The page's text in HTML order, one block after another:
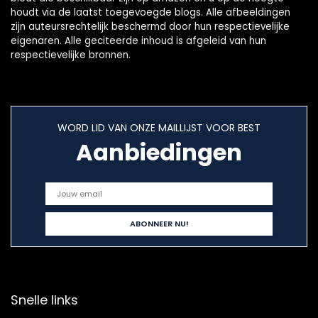
houdt via de laatst toegevoegde blogs. Alle afbeeldingen
zijn auteursrechtelijk beschermd door hun respectievelijke
eigenaren. Alle geciteerde inhoud is afgeleid van hun
respectievelijke bronnen.
WORD LID VAN ONZE MAILLIJST VOOR BEST
Aanbiedingen
Snelle links